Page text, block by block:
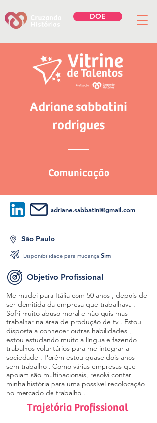
DOE
Adriane sabbatini
rodrigues
Comunicação
Objetivo Profissional
Me mudei para Itália com 50 anos , depois de
ser demitida da empresa que trabalhava .
Sofri muito abuso moral e não quis mas
trabalhar na área de produção de tv . Estou
disposta a conhecer outras habilidades ,
estou estudando muito a língua e fazendo
trabalhos voluntários para me integrar a
sociedade . Porém estou quase dois anos
sem trabalho . Como várias empresas que
apoiam são multinacionais, resolvi contar
minha história para uma possível recolocação
no mercado de trabalho .
adriane.sabbatini@gmail.com
São Paulo
Disponibilidade para mudança:Sim
Trajetória Profissional